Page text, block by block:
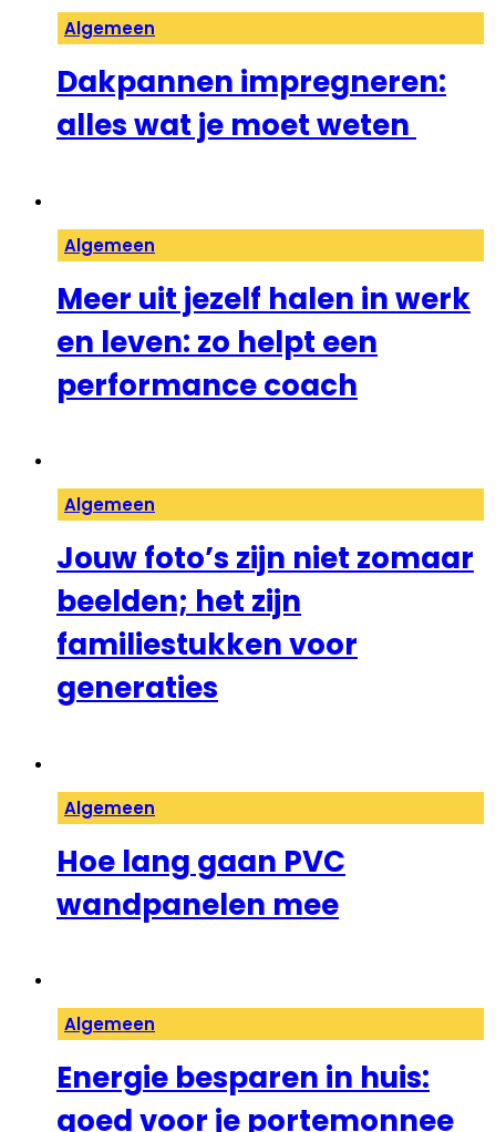
Algemeen
Dakpannen impregneren:
alles wat je moet weten
Algemeen
Meer uit jezelf halen in werk
en leven: zo helpt een
performance coach
Algemeen
Jouw foto’s zijn niet zomaar
beelden; het zijn
familiestukken voor
generaties
Algemeen
Hoe lang gaan PVC
wandpanelen mee
Algemeen
Energie besparen in huis:
goed voor je portemonnee